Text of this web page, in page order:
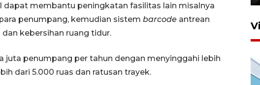
dapat membantu peningkatan fasilitas lain misalnya
penumpang, kemudian sistem barcode antrean
kebersihan ruang tidur.
juta penumpang per tahun dengan menyinggahi lebih
dari 5.000 ruas dan ratusan trayek.